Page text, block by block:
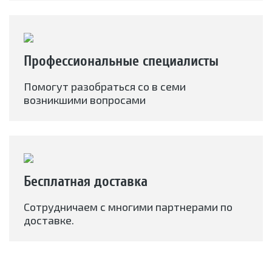
Профессиональные специалисты
Помогут разобраться со в семи
возникшими вопросами
Бесплатная доставка
Сотрудничаем с многими партнерами по
доставке.